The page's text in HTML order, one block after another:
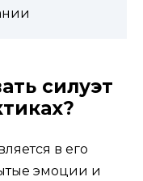
силуэт
в его
эмоции и